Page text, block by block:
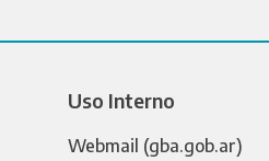
Uso Interno
Webmail (gba.gob.ar)